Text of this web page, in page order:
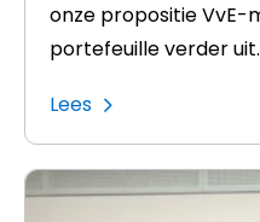
onze propositie
portefeuille verder uit.
Lees